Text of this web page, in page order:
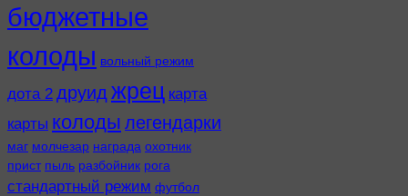
бюджетные
колоды вольный режим
дота 2 друид жрец карта
карты колоды легендарки
маг молчезар награда охотник
прист пыль разбойник рога
стандартный режим футбол